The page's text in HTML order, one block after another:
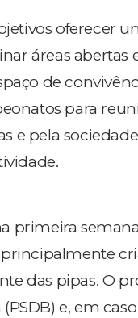
oferecer
áreas abertas
de
para
e pela
primeira
das pipas. O
e, em